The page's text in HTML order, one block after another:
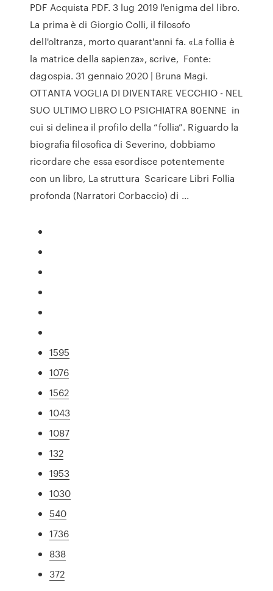
PDF Acquista PDF. 3 lug 2019 l'enigma del libro.
La prima è di Giorgio Colli, il filosofo
dell'oltranza, morto quarant'anni fa. «La follia è
la matrice della sapienza», scrive, Fonte:
dagospia. 31 gennaio 2020 | Bruna Magi.
OTTANTA VOGLIA DI DIVENTARE VECCHIO - NEL
SUO ULTIMO LIBRO LO PSICHIATRA 80ENNE in
cui si delinea il profilo della “follia”. Riguardo la
biografia filosofica di Severino, dobbiamo
ricordare che essa esordisce potentemente
con un libro, La struttura Scaricare Libri Follia
profonda (Narratori Corbaccio) di ...
1595
1076
1562
1043
1087
132
1953
1030
540
1736
838
372